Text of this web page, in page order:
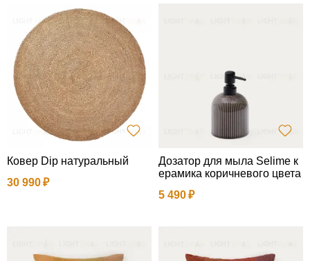
Ковер Dip натуральный
30 990
Дозатор для мыла Selime к
ерамика коричневого цвета
5 490